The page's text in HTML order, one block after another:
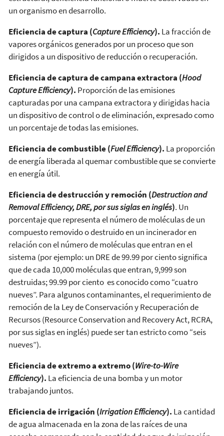
un organismo en desarrollo.
Eficiencia de captura (Capture Efficiency). La fracción de
vapores orgánicos generados por un proceso que son
dirigidos a un dispositivo de reducción o recuperación.
Eficiencia de captura de campana extractora (Hood
Capture Efficiency). Proporción de las emisiones
capturadas por una campana extractora y dirigidas hacia
un dispositivo de control o de eliminación, expresado como
un porcentaje de todas las emisiones.
Eficiencia de combustible (Fuel Efficiency). La proporción
de energía liberada al quemar combustible que se convierte
en energía útil.
Eficiencia de destrucción y remoción (Destruction and
Removal Efficiency, DRE, por sus siglas en inglés). Un
porcentaje que representa el número de moléculas de un
compuesto removido o destruido en un incinerador en
relación con el número de moléculas que entran en el
sistema (por ejemplo: un DRE de 99.99 por ciento significa
que de cada 10,000 moléculas que entran, 9,999 son
destruidas; 99.99 por ciento es conocido como “cuatro
nueves”. Para algunos contaminantes, el requerimiento de
remoción de la Ley de Conservación y Recuperación de
Recursos (Resource Conservation and Recovery Act, RCRA,
por sus siglas en inglés) puede ser tan estricto como “seis
nueves”).
Eficiencia de extremo a extremo (Wire-to-Wire
Efficiency). La eficiencia de una bomba y un motor
trabajando juntos.
Eficiencia de irrigación (Irrigation Efficiency). La cantidad
de agua almacenada en la zona de las raíces de una